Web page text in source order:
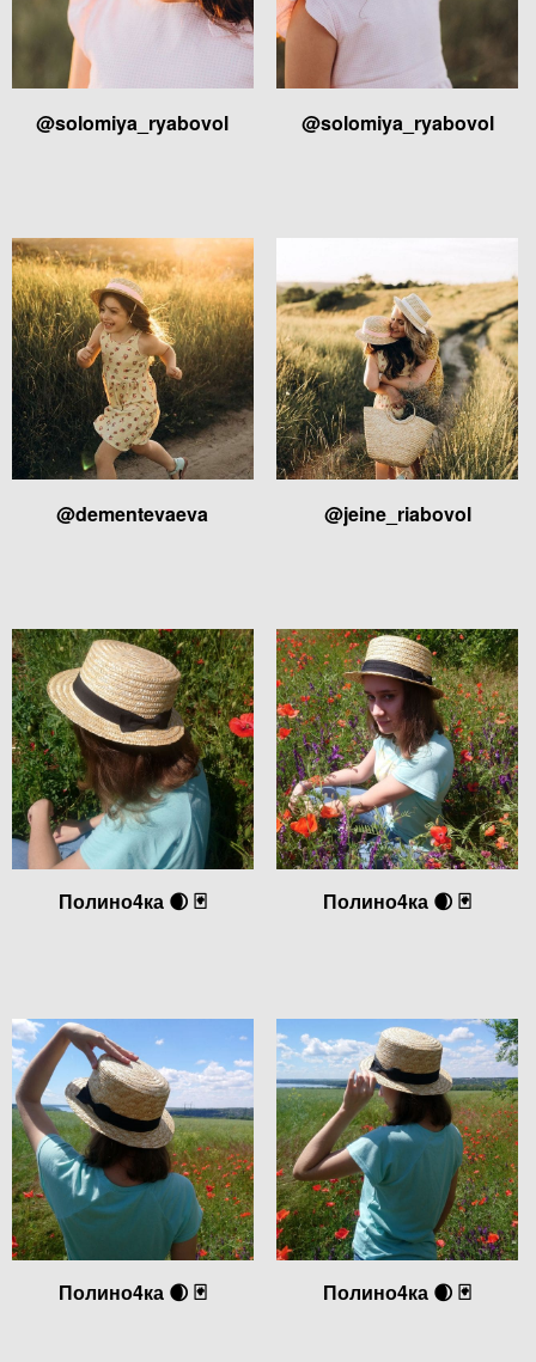
@solomiya_ryabovol @solomiya_ryabovol
@dementevaeva @jeine_riabovol
Полино4ка 🌒 🃏 Полино4ка 🌒 🃏
Полино4ка 🌒 🃏 Полино4ка 🌒 🃏